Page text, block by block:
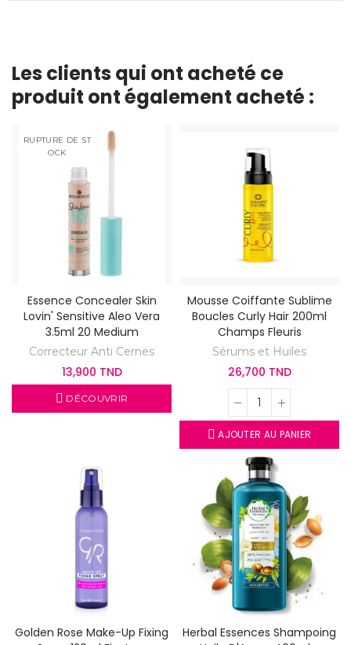
Les clients qui ont acheté ce
produit ont également acheté :
RUPTURE DE ST
OCK
Essence Concealer Skin
Lovin' Sensitive Aleo Vera
3.5ml 20 Medium
Correcteur Anti Cernes
13,900 TND
DÉCOUVRIR
Mousse Coiffante Sublime
Boucles Curly Hair 200ml
Champs Fleuris
Sérums et Huiles
26,700 TND
AJOUTER AU PANIER
Golden Rose Make-Up Fixing
Herbal Essences Shampoing